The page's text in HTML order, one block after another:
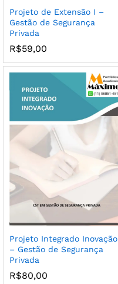
Projeto de Extensão I –
Gestão de Segurança
Privada
R$59,00
Projeto Integrado Inovação
– Gestão de Segurança
Privada
R$80,00